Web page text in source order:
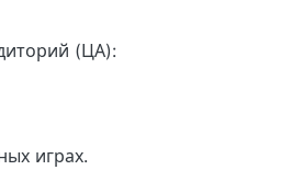
(ЦА):
играх.